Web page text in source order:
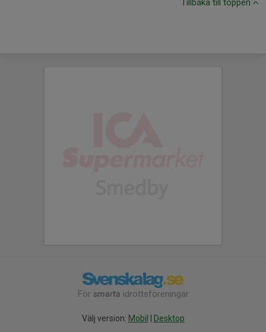
Tillbaka till toppen
För smarta idrottsföreningar
Välj version: Mobil Desktop